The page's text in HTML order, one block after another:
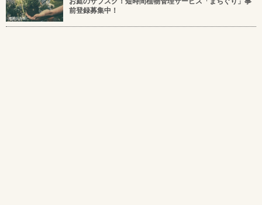
前登録募集中！